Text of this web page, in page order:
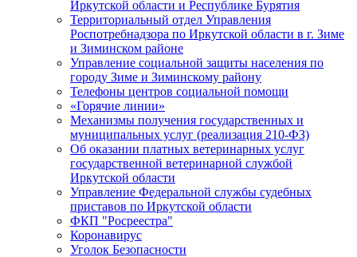
Иркутской области и Республике Бурятия
Территориальный отдел Управления
Роспотребнадзора по Иркутской области в г. Зиме
и Зиминском районе
Управление социальной защиты населения по
городу Зиме и Зиминскому району
Телефоны центров социальной помощи
«Горячие линии»
Механизмы получения государственных и
муниципальных услуг (реализация 210-ФЗ)
Об оказании платных ветеринарных услуг
государственной ветеринарной службой
Иркутской области
Управление Федеральной службы судебных
приставов по Иркутской области
ФКП "Росреестра"
Коронавирус
Уголок Безопасности